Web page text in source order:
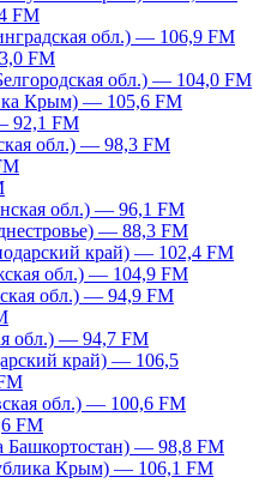
FM
обл.) — 106,9 FM
FM
обл.) — 104,0 FM
Крым) — 105,6 FM
92,1 FM
обл.) — 98,3 FM
обл.) — 96,1 FM
— 88,3 FM
край) — 102,4 FM
обл.) — 104,9 FM
обл.) — 94,9 FM
обл.) — 94,7 FM
край) — 106,5
обл.) — 100,6 FM
FM
Башкортостан) — 98,8 FM
Крым) — 106,1 FM